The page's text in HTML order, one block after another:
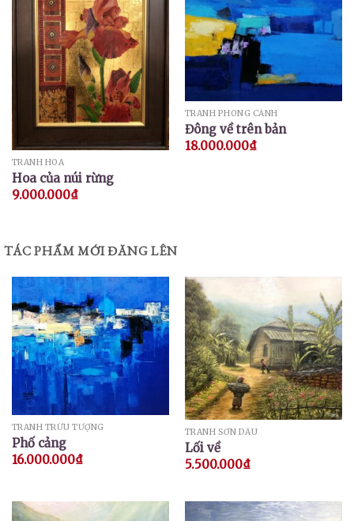
TRANH HOA
Hoa của núi rừng
9.000.000₫
TRANH PHONG CẢNH
Đông về trên bản
18.000.000₫
TÁC PHẨM MỚI ĐĂNG LÊN
TRANH TRỪU TƯỢNG
Phố cảng
16.000.000₫
TRANH SƠN DẦU
Lối về
5.500.000₫